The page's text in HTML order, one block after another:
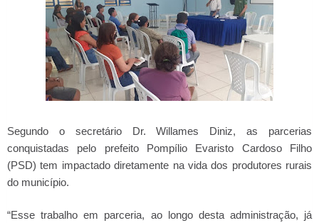
Segundo o secretário Dr. Willames Diniz, as parcerias
conquistadas pelo prefeito Pompílio Evaristo Cardoso Filho
(PSD) tem impactado diretamente na vida dos produtores rurais
do município.
“Esse trabalho em parceria, ao longo desta administração, já